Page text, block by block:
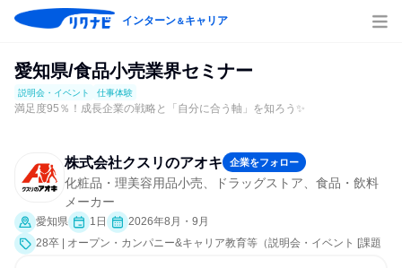
インターン＆キャリア
愛知県/食品小売業界セミナー
説明会・イベント 仕事体験
満足度95％！成長企業の戦略と「自分に合う軸」を知ろう✨
株式会社クスリのアオキ 企業をフォロー
化粧品・理美容用品小売、ドラッグストア、食品・飲料
メーカー
愛知県 1日
2026年8月・9月
28卒 | オープン・カンパニー&キャリア教育等（説明会・イベント [課題